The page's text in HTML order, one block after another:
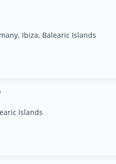
Ibiza, Balearic Islands
Islands